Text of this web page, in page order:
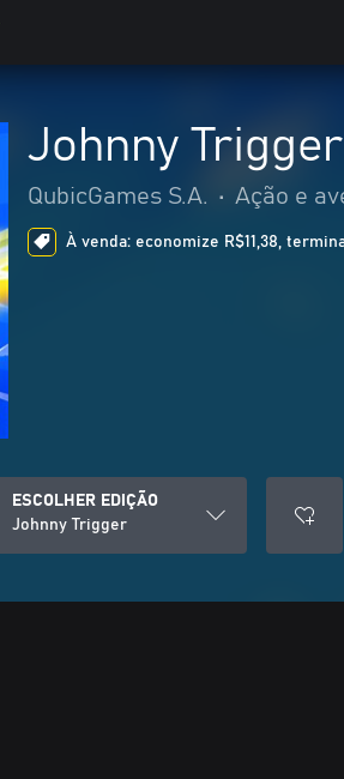
Johnny Trigger
QubicGames S.A. • Ação e
À venda: economize R$11,38,
ESCOLHER EDIÇÃO
Johnny Trigger